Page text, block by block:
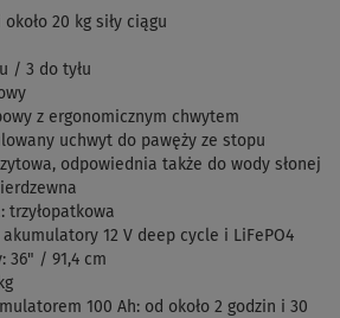
20 kg siły ciągu
/ 3 do tyłu
z ergonomicznym chwytem
uchwyt do pawęży ze stopu
odpowiednia także do wody słonej
trzyłopatkowa
12 V deep cycle i LiFePO4
36" / 91,4 cm
100 Ah: od około 2 godzin i 30